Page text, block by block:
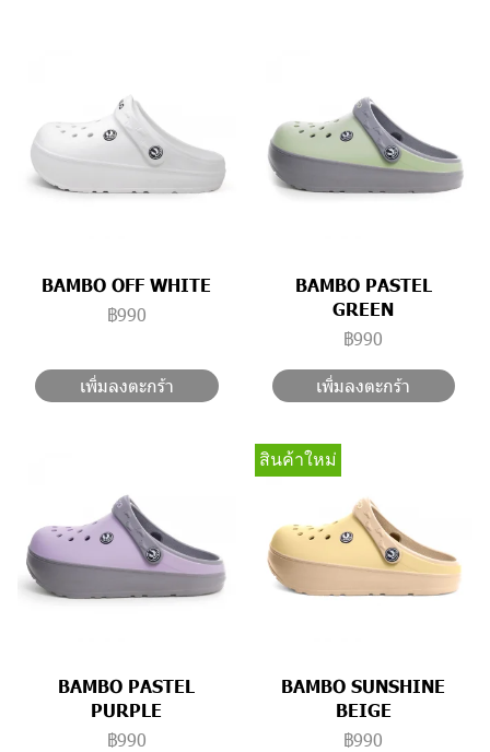
BAMBO OFF WHITE
฿990
เพิ่มลงตะกร้า
BAMBO PASTEL
GREEN
฿990
เพิ่มลงตะกร้า
BAMBO PASTEL
PURPLE
฿990
สินค้าใหม่
BAMBO SUNSHINE
BEIGE
฿990